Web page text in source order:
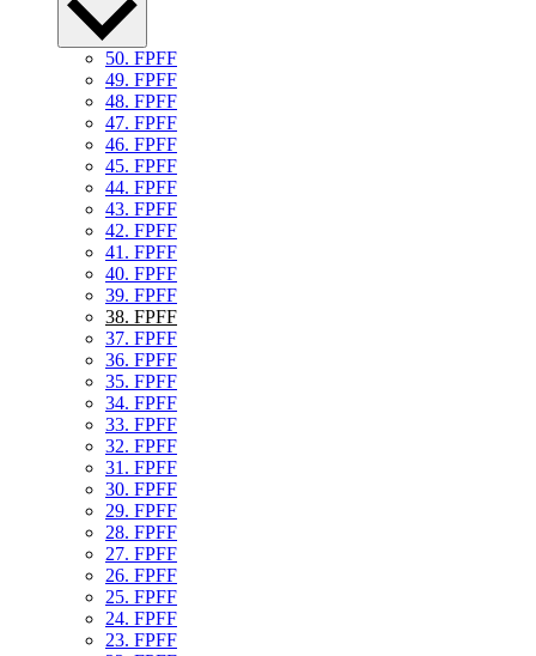
50. FPFF
49. FPFF
48. FPFF
47. FPFF
46. FPFF
45. FPFF
44. FPFF
43. FPFF
42. FPFF
41. FPFF
40. FPFF
39. FPFF
38. FPFF
37. FPFF
36. FPFF
35. FPFF
34. FPFF
33. FPFF
32. FPFF
31. FPFF
30. FPFF
29. FPFF
28. FPFF
27. FPFF
26. FPFF
25. FPFF
24. FPFF
23. FPFF